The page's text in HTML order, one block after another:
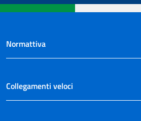
Normattiva
Collegamenti veloci